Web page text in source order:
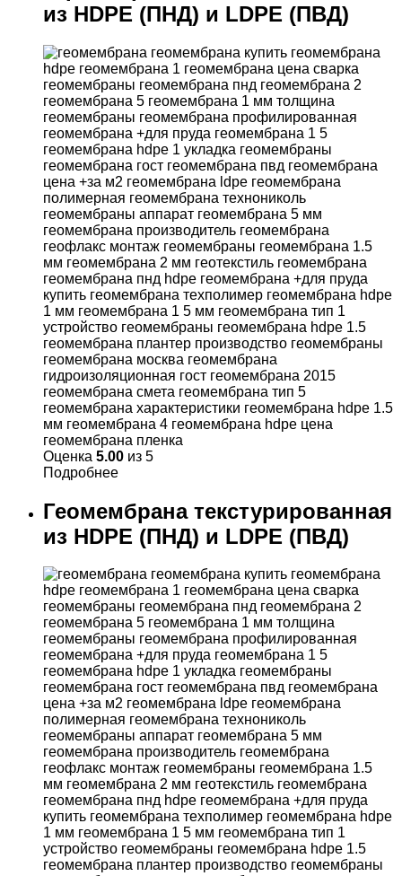
из HDPE (ПНД) и LDPE (ПВД)
Оценка 5.00 из 5
Подробнее
Геомембрана текстурированная
из HDPE (ПНД) и LDPE (ПВД)